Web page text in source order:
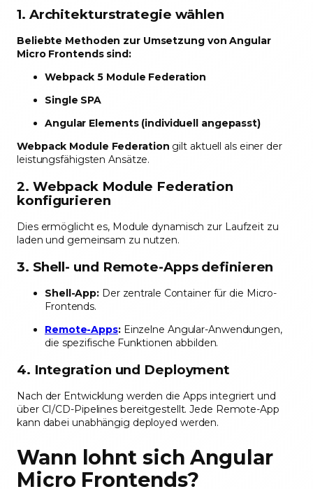
1. Architekturstrategie wählen
Beliebte Methoden zur Umsetzung von Angular
Micro Frontends sind:
Webpack 5 Module Federation
Single SPA
Angular Elements (individuell angepasst)
Webpack Module Federation gilt aktuell als einer der
leistungsfähigsten Ansätze.
2. Webpack Module Federation
konfigurieren
Dies ermöglicht es, Module dynamisch zur Laufzeit zu
laden und gemeinsam zu nutzen.
3. Shell- und Remote-Apps definieren
Shell-App: Der zentrale Container für die Micro-
Frontends.
Remote-Apps:Einzelne Angular-Anwendungen,
die spezifische Funktionen abbilden.
4. Integration und Deployment
Nach der Entwicklung werden die Apps integriert und
über CI/CD-Pipelines bereitgestellt. Jede Remote-App
kann dabei unabhängig deployed werden.
Wann lohnt sich Angular
Micro Frontends?